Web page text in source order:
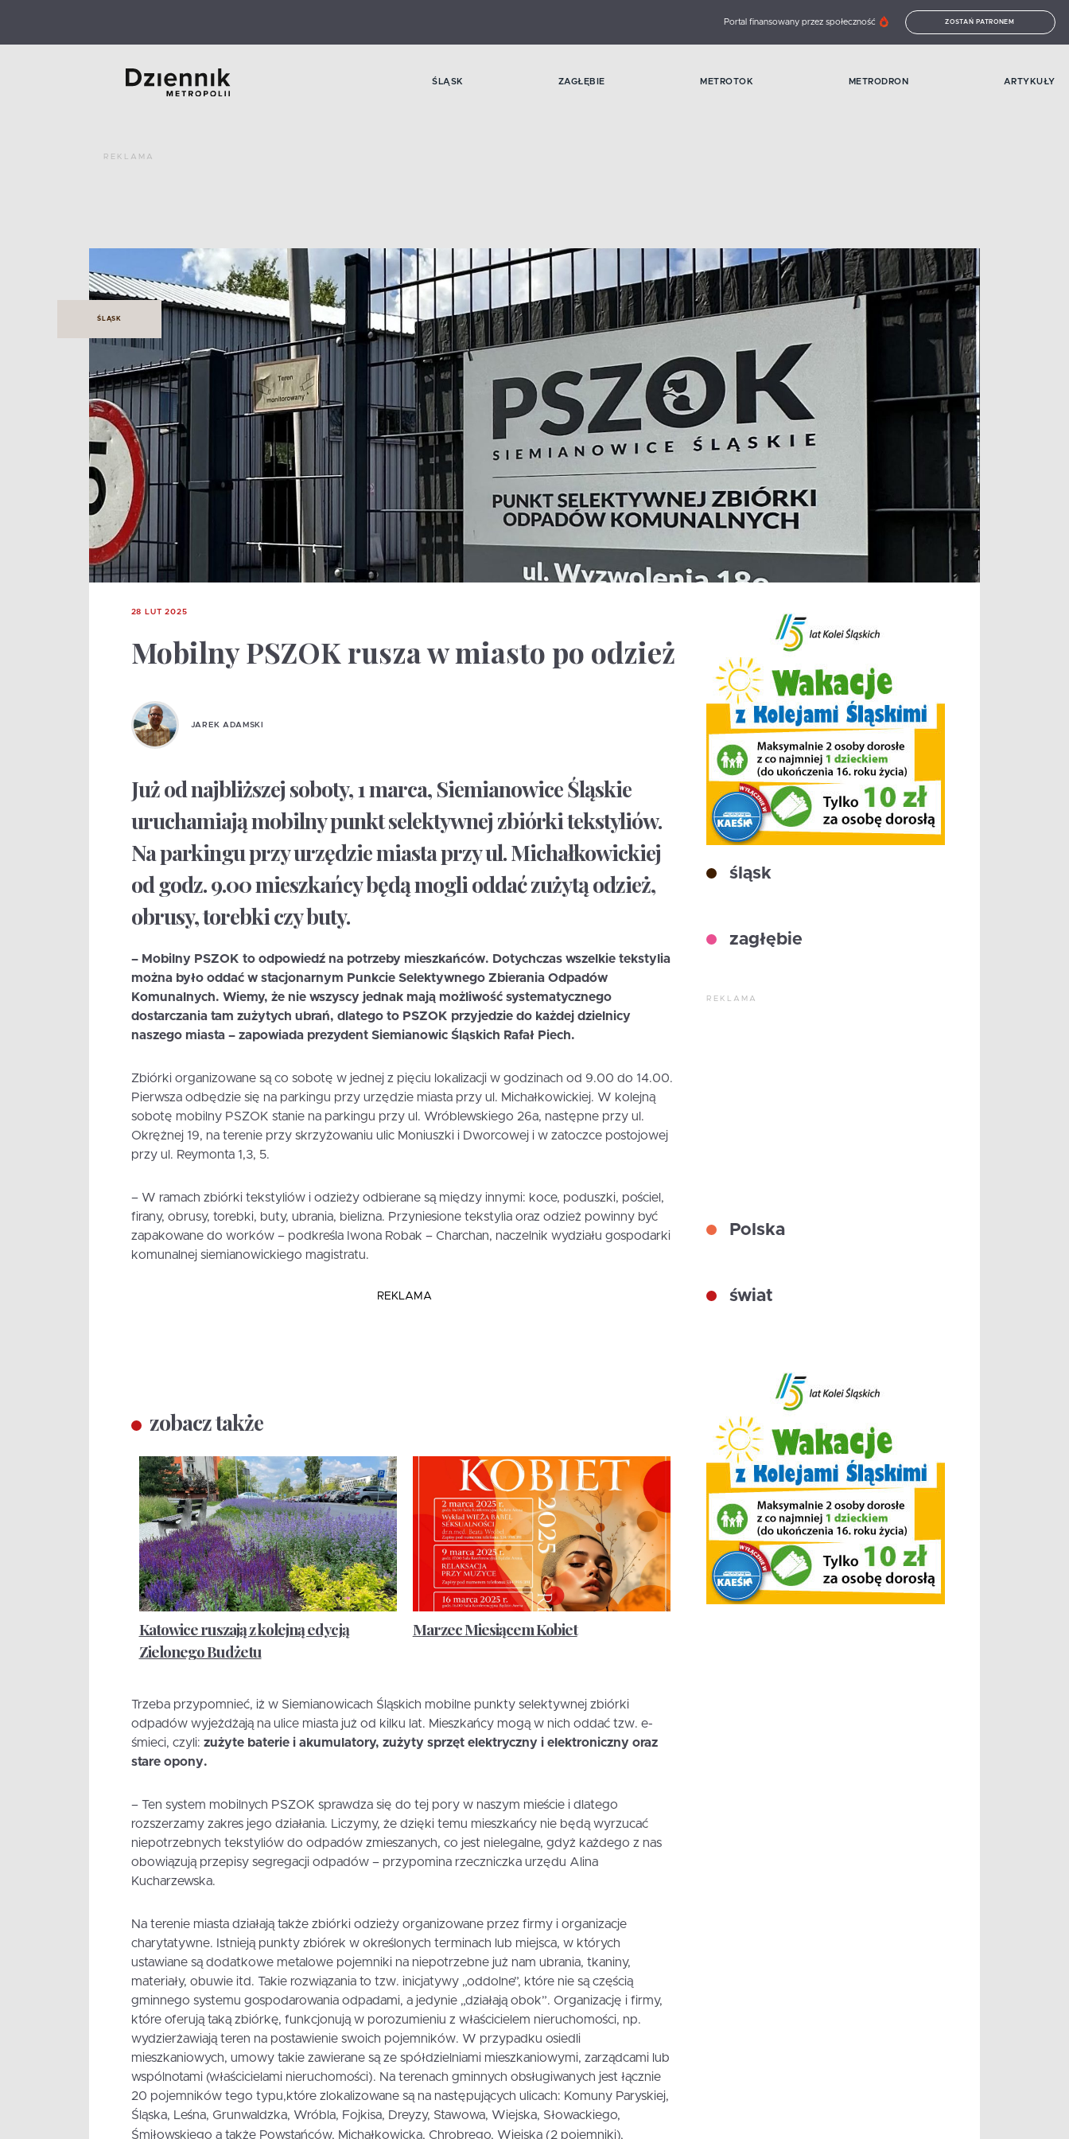
Portal finansowany przez społeczność ZOSTAŃ PATRONEM
ŚLĄSK ZAGŁĘBIE METROTOK METRODRON ARTYKUŁY
REKLAMA
ŚLĄSK
28 LUT 2025
Mobilny PSZOK rusza w miasto po odzież
JAREK ADAMSKI
Już od najbliższej soboty, 1 marca, Siemianowice Śląskie
uruchamiają mobilny punkt selektywnej zbiórki tekstyliów.
Na parkingu przy urzędzie miasta przy ul. Michałkowickiej
od godz. 9.00 mieszkańcy będą mogli oddać zużytą odzież,
obrusy, torebki czy buty.
– Mobilny PSZOK to odpowiedź na potrzeby mieszkańców. Dotychczas wszelkie tekstylia
można było oddać w stacjonarnym Punkcie Selektywnego Zbierania Odpadów
Komunalnych. Wiemy, że nie wszyscy jednak mają możliwość systematycznego
dostarczania tam zużytych ubrań, dlatego to PSZOK przyjedzie do każdej dzielnicy
naszego miasta – zapowiada prezydent Siemianowic Śląskich Rafał Piech.
Zbiórki organizowane są co sobotę w jednej z pięciu lokalizacji w godzinach od 9.00 do 14.00.
Pierwsza odbędzie się na parkingu przy urzędzie miasta przy ul. Michałkowickiej. W kolejną
sobotę mobilny PSZOK stanie na parkingu przy ul. Wróblewskiego 26a, następne przy ul.
Okrężnej 19, na terenie przy skrzyżowaniu ulic Moniuszki i Dworcowej i w zatoczce postojowej
przy ul. Reymonta 1,3, 5.
– W ramach zbiórki tekstyliów i odzieży odbierane są między innymi: koce, poduszki, pościel,
firany, obrusy, torebki, buty, ubrania, bielizna. Przyniesione tekstylia oraz odzież powinny być
zapakowane do worków – podkreśla Iwona Robak – Charchan, naczelnik wydziału gospodarki
komunalnej siemianowickiego magistratu.
REKLAMA
zobacz także
Katowice ruszają z kolejną edycją
Zielonego Budżetu
Marzec Miesiącem Kobiet
Trzeba przypomnieć, iż w Siemianowicach Śląskich mobilne punkty selektywnej zbiórki
odpadów wyjeżdżają na ulice miasta już od kilku lat. Mieszkańcy mogą w nich oddać tzw. e-
śmieci, czyli: zużyte baterie i akumulatory, zużyty sprzęt elektryczny i elektroniczny oraz
stare opony.
– Ten system mobilnych PSZOK sprawdza się do tej pory w naszym mieście i dlatego
rozszerzamy zakres jego działania. Liczymy, że dzięki temu mieszkańcy nie będą wyrzucać
niepotrzebnych tekstyliów do odpadów zmieszanych, co jest nielegalne, gdyż każdego z nas
obowiązują przepisy segregacji odpadów – przypomina rzeczniczka urzędu Alina
Kucharzewska.
Na terenie miasta działają także zbiórki odzieży organizowane przez firmy i organizacje
charytatywne. Istnieją punkty zbiórek w określonych terminach lub miejsca, w których
ustawiane są dodatkowe metalowe pojemniki na niepotrzebne już nam ubrania, tkaniny,
materiały, obuwie itd. Takie rozwiązania to tzw. inicjatywy „oddolne”, które nie są częścią
gminnego systemu gospodarowania odpadami, a jedynie „działają obok”. Organizację i firmy,
które oferują taką zbiórkę, funkcjonują w porozumieniu z właścicielem nieruchomości, np.
wydzierżawiają teren na postawienie swoich pojemników. W przypadku osiedli
mieszkaniowych, umowy takie zawierane są ze spółdzielniami mieszkaniowymi, zarządcami lub
wspólnotami (właścicielami nieruchomości). Na terenach gminnych obsługiwanych jest łącznie
20 pojemników tego typu,które zlokalizowane są na następujących ulicach: Komuny Paryskiej,
Śląska, Leśna, Grunwaldzka, Wróbla, Fojkisa, Dreyzy, Stawowa, Wiejska, Słowackiego,
Śmiłowskiego a także Powstańców, Michałkowicka, Chrobrego, Wiejska (2 pojemniki),
śląsk
zagłębie
REKLAMA
Polska
świat